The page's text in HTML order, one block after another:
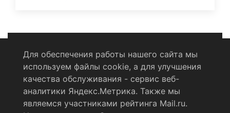
Политика конфиденциальности
Согласие на обработку персональных данных
Для обеспечения работы нашего сайта мы
используем файлы cookie, а для улучшения
качества обслуживания - сервис веб-
аналитики Яндекс.Метрика. Также мы
являемся участниками рейтинга Mail.ru.